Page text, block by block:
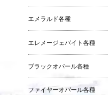
エメラルド各種
エレメージェバイト各種
ブラックオパール各種
ファイヤーオパール各種